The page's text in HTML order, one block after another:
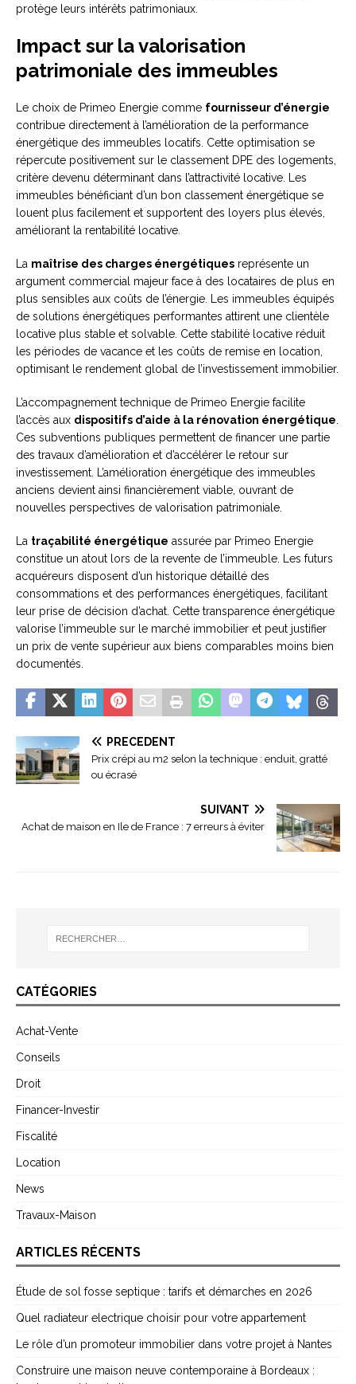
protège leurs intérêts patrimoniaux.
Impact sur la valorisation
patrimoniale des immeubles
Le choix de Primeo Energie comme fournisseur d’énergie
contribue directement à l’amélioration de la performance
énergétique des immeubles locatifs. Cette optimisation se
répercute positivement sur le classement DPE des logements,
critère devenu déterminant dans l’attractivité locative. Les
immeubles bénéficiant d’un bon classement énergétique se
louent plus facilement et supportent des loyers plus élevés,
améliorant la rentabilité locative.
La maîtrise des charges énergétiques représente un
argument commercial majeur face à des locataires de plus en
plus sensibles aux coûts de l’énergie. Les immeubles équipés
de solutions énergétiques performantes attirent une clientèle
locative plus stable et solvable. Cette stabilité locative réduit
les périodes de vacance et les coûts de remise en location,
optimisant le rendement global de l’investissement immobilier.
L’accompagnement technique de Primeo Energie facilite
l’accès aux dispositifs d’aide à la rénovation énergétique.
Ces subventions publiques permettent de financer une partie
des travaux d’amélioration et d’accélérer le retour sur
investissement. L’amélioration énergétique des immeubles
anciens devient ainsi financièrement viable, ouvrant de
nouvelles perspectives de valorisation patrimoniale.
La traçabilité énergétique assurée par Primeo Energie
constitue un atout lors de la revente de l’immeuble. Les futurs
acquéreurs disposent d’un historique détaillé des
consommations et des performances énergétiques, facilitant
leur prise de décision d’achat. Cette transparence énergétique
valorise l’immeuble sur le marché immobilier et peut justifier
un prix de vente supérieur aux biens comparables moins bien
documentés.
PRÉCÉDENT
Prix crépi au m2 selon la technique : enduit, gratté
ou écrasé
SUIVANT
Achat de maison en Ile de France : 7 erreurs à éviter
CATÉGORIES
Achat-Vente
Conseils
Droit
Financer-Investir
Fiscalité
Location
News
Travaux-Maison
ARTICLES RÉCENTS
Étude de sol fosse septique : tarifs et démarches en 2026
Quel radiateur electrique choisir pour votre appartement
Le rôle d’un promoteur immobilier dans votre projet à Nantes
Construire une maison neuve contemporaine à Bordeaux :